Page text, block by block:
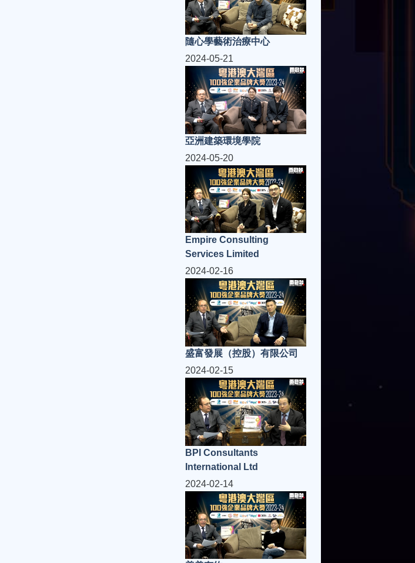
隨心學藝術治療中心
2024-05-21
亞洲建築環境學院
2024-05-20
Empire Consulting
Services Limited
2024-02-16
盛富發展（控股）有限公司
2024-02-15
BPI Consultants
International Ltd
2024-02-14